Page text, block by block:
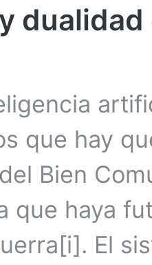
que hay
Bien
que haya
El